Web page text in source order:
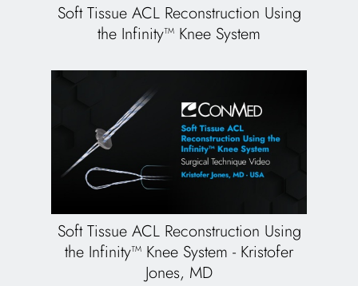
Soft Tissue ACL Reconstruction Using
the Infinity™ Knee System
Soft Tissue ACL Reconstruction Using
the Infinity™ Knee System - Kristofer
Jones, MD